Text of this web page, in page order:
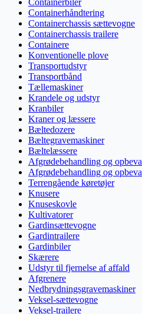
Containerhåndtering
Containerchassis sættevogne
Containerchassis trailere
Containere
Konventionelle plove
Transportudstyr
Transportbånd
Tællemaskiner
Krandele og udstyr
Kranbiler
Kraner og læssere
Bæltedozere
Bæltegravemaskiner
Bæltelæssere
Afgrødebehandling og
Afgrødebehandling og
Terrengående køretøjer
Knusere
Knuseskovle
Kultivatorer
Gardinsættevogne
Gardintrailere
Gardinbiler
Skærere
Udstyr til fjernelse af affald
Afgrenere
Nedbrydningsgravemaskiner
Veksel-sættevogne
Veksel-trailere